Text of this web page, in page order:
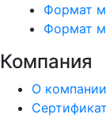
Формат
Формат
Компания
О компании